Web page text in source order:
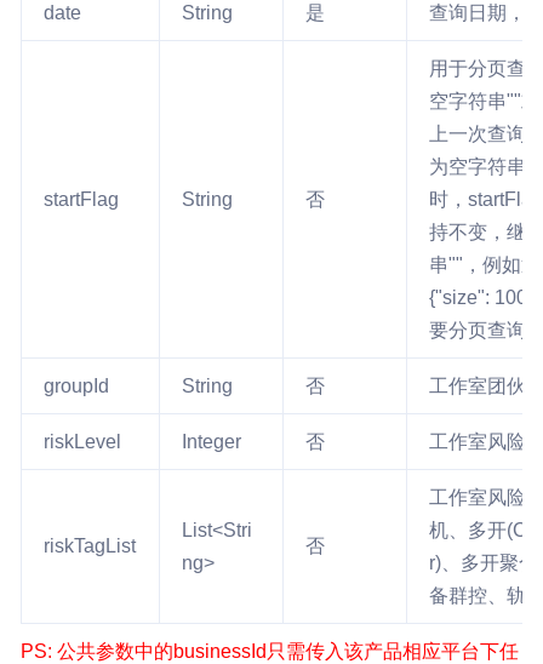
date String 是 查询日期，
startFlag String 否
用于分页查
空字符串""
上一次查询
为空字符串
时，
持不变，继
串""，例如
{"size": 100,
要分页查询
groupId String 否 工作室团伙
riskLevel Integer 否 工作室风险
riskTagList
List<Stri
ng>
否
工作室风险
机、多开
r)、多开聚
备群控、轨
PS: 公共参数中的businessId只需传入该产品相应平台下任